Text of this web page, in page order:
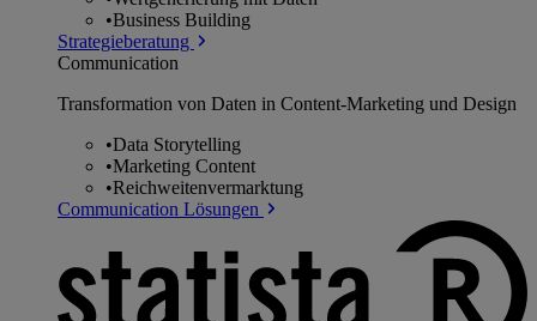
•Business Building
Strategieberatung
Communication
Transformation von Daten in Content-Marketing und Design
•Data Storytelling
•Marketing Content
•Reichweitenvermarktung
Communication Lösungen